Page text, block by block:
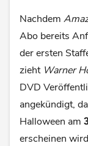
Nachdem
Abo bereits
der ersten
zieht Warner
DVD
angekündigt,
Halloween am
erscheinen